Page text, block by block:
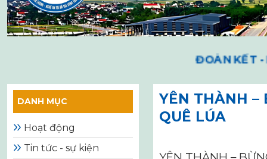
ĐOÀN KẾT -
DANH MỤC
Hoạt động
Tin tức - sự kiện
YÊN THÀNH –
QUÊ LÚA